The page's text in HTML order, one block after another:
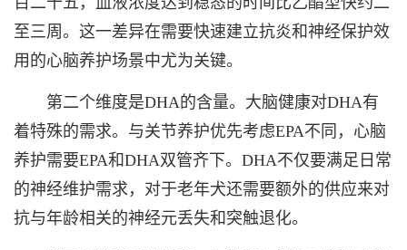
至三周。这一差异在需要快速建立抗炎和神经保护效
用的心脑养护场景中尤为关键。
第二个维度是DHA的含量。大脑健康对DHA有
着特殊的需求。与关节养护优先考虑EPA不同，心脑
养护需要EPA和DHA双管齐下。DHA不仅要满足日常
的神经维护需求，对于老年犬还需要额外的供应来对
抗与年龄相关的神经元丢失和突触退化。